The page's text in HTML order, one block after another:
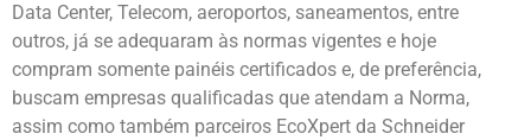
Data Center, Telecom, aeroportos, saneamentos, entre
outros, já se adequaram às normas vigentes e hoje
compram somente painéis certificados e, de preferência,
buscam empresas qualificadas que atendam a Norma,
assim como também parceiros EcoXpert da Schneider